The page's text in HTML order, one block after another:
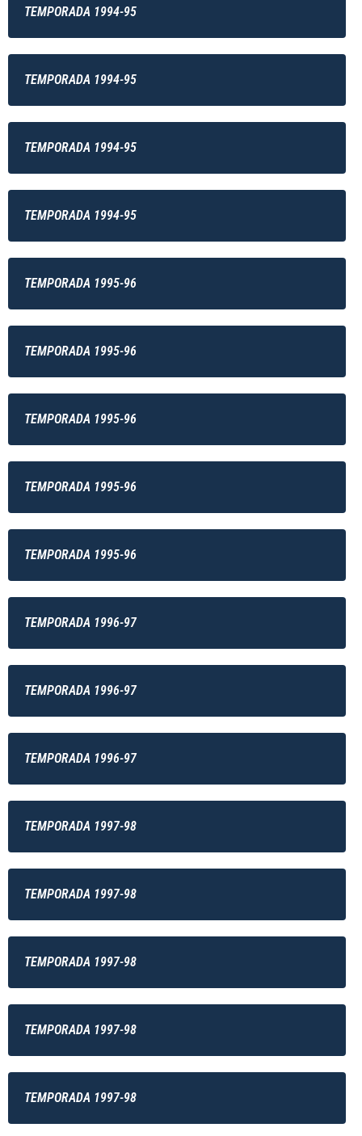
TEMPORADA 1994-95
TEMPORADA 1994-95
TEMPORADA 1994-95
TEMPORADA 1994-95
TEMPORADA 1995-96
TEMPORADA 1995-96
TEMPORADA 1995-96
TEMPORADA 1995-96
TEMPORADA 1995-96
TEMPORADA 1996-97
TEMPORADA 1996-97
TEMPORADA 1996-97
TEMPORADA 1997-98
TEMPORADA 1997-98
TEMPORADA 1997-98
TEMPORADA 1997-98
TEMPORADA 1997-98